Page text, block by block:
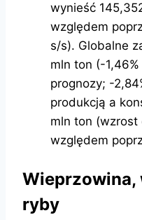
wynieść
względem
s/s). Globalne
mln ton (-
prognozy; -
produkcją a
mln ton
względem
Wieprzowina,
ryby